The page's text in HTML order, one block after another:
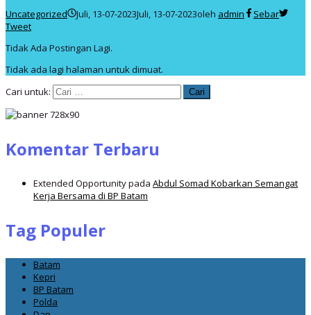
Uncategorized
Juli, 13-07-2023Juli, 13-07-2023oleh admin
Sebar
Tweet
Tidak Ada Postingan Lagi.
Tidak ada lagi halaman untuk dimuat.
Cari untuk:
Komentar Terbaru
Extended Opportunitypada Abdul Somad Kobarkan Semangat
Kerja Bersama di BP Batam
Tag Populer
Batam
Kepri
BP Batam
Polda